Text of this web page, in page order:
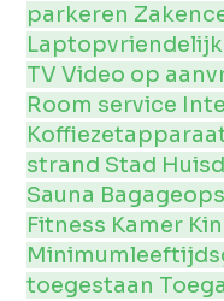
parkeren
Laptopvriendelijk
TVVideo op
Room service
strand Stad
Sauna
Fitness Kamer
toegestaan